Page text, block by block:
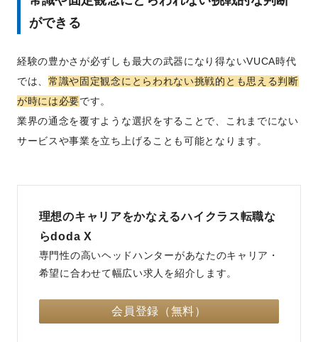
ができる
経験の豊かさが必ずしも最大の武器になり得ないVUCA時代
では、 常識や固定観念にとらわれない挑戦的とも思える判断
が時には必要です。
業界の通念を覆すような選択をすることで、これまでにない
サービスや事業を立ち上げることも可能となります。
理想のキャリアをかなえるハイクラス転職な
らdoda X
専門性の高いヘッドハンターがあなたのキャリア・
希望に合わせて幅広い求人を紹介します。
会員登録（無料）